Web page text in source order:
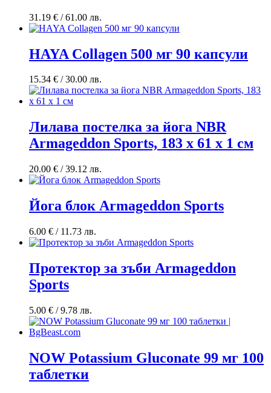
31.19 € / 61.00 лв.
HAYA Collagen 500 мг 90 капсули
15.34 € / 30.00 лв.
Лилава постелка за йога NBR
Armageddon Sports, 183 x 61 x 1 см
20.00 € / 39.12 лв.
Йога блок Armageddon Sports
6.00 € / 11.73 лв.
Протектор за зъби Armageddon
Sports
5.00 € / 9.78 лв.
NOW Potassium Gluconate 99 мг 100
таблетки